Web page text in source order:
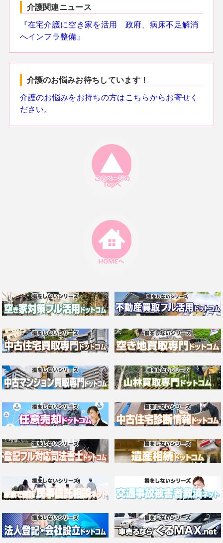
介護関連ニュース
『在宅介護に空き家を活用 政府、病床不足解消
へインフラ整備』
介護のお悩みお待ちしています！
介護のお悩みをお持ちの方はこちらからお寄せく
ださい。